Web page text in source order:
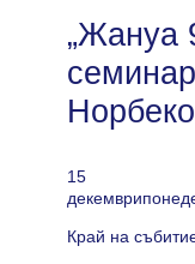
„Жануа
15
декември
Край на